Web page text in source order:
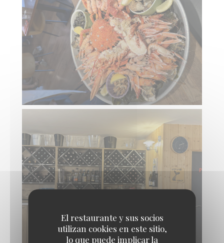
El restaurante y sus socios
utilizan cookies en este sitio,
lo que puede implicar la